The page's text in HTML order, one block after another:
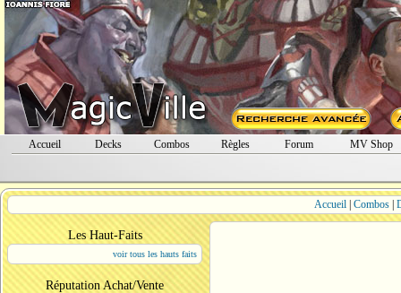
Accueil Decks Combos Règles Forum MV Shop
Accueil| Combos|
Les Haut-Faits
voir tous les hauts faits
Réputation Achat/Vente